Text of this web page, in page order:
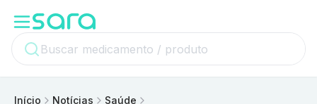
Início Notícias
Saúde